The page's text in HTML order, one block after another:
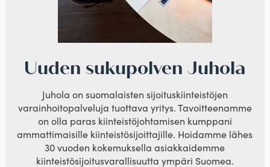
Uuden sukupolven Juhola
Juhola on suomalaisten sijoituskiinteistöjen
varainhoitopalveluja tuottava yritys. Tavoitteenamme
on olla paras kiinteistöjohtamisen kumppani
ammattimaisille kiinteistösijoittajille. Hoidamme lähes
30 vuoden kokemuksella asiakkaidemme
kiinteistösijoitusvarallisuutta ympäri Suomea.